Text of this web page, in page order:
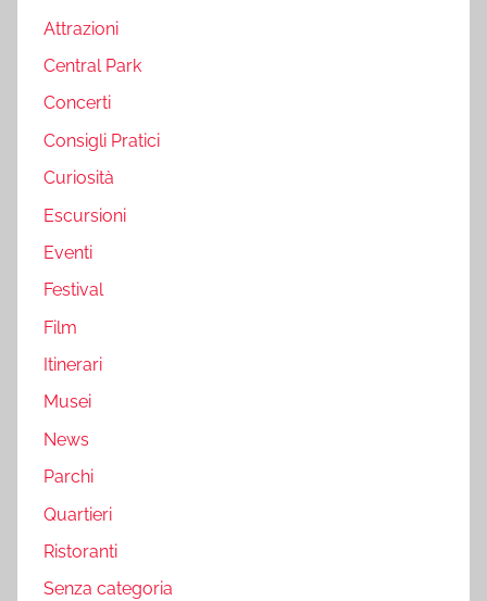
Attrazioni
Central Park
Concerti
Consigli Pratici
Curiosità
Escursioni
Eventi
Festival
Film
Itinerari
Musei
News
Parchi
Quartieri
Ristoranti
Senza categoria